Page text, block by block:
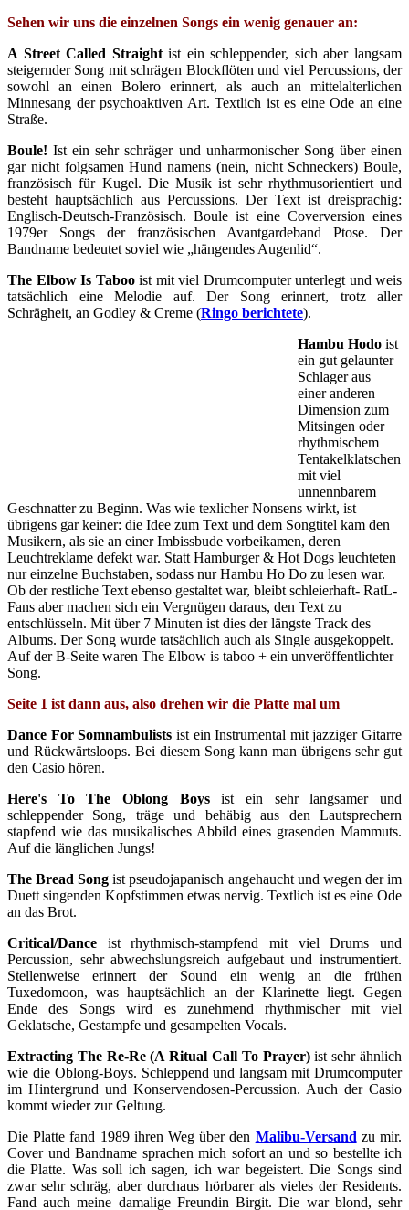
Sehen wir uns die einzelnen Songs ein wenig genauer an:
A Street Called Straightist ein schleppender, sich aber langsam
steigernder Song mit schrägen Blockflöten und viel Percussions, der
sowohl an einen Bolero erinnert, als auch an mittelalterlichen
Minnesang der psychoaktiven Art. Textlich ist es eine Ode an eine
Straße.
Boule! Ist ein sehr schräger und unharmonischer Song über einen
gar nicht folgsamen Hund namens (nein, nicht Schneckers) Boule,
französisch für Kugel. Die Musik ist sehr rhythmusorientiert und
besteht hauptsächlich aus Percussions. Der Text ist dreisprachig:
Englisch-Deutsch-Französisch. Boule ist eine Coverversion eines
1979er Songs der französischen Avantgardeband Ptose. Der
Bandname bedeutet soviel wie „hängendes Augenlid“.
The Elbow Is Tabooist mit viel Drumcomputer unterlegt und weis
tatsächlich eine Melodie auf. Der Song erinnert, trotz aller
Schrägheit, an Godley & Creme (Ringo berichtete).
Hambu Hodo ist
ein gut gelaunter
Schlager aus
einer anderen
Dimension zum
Mitsingen oder
rhythmischem
Tentakelklatschen
mit viel
unnennbarem
Geschnatter zu Beginn. Was wie texlicher Nonsens wirkt, ist
übrigens gar keiner: die Idee zum Text und dem Songtitel kam den
Musikern, als sie an einer Imbissbude vorbeikamen, deren
Leuchtreklame defekt war. Statt Hamburger & Hot Dogs leuchteten
nur einzelne Buchstaben, sodass nur Hambu Ho Do zu lesen war.
Ob der restliche Text ebenso gestaltet war, bleibt schleierhaft- RatL-
Fans aber machen sich ein Vergnügen daraus, den Text zu
entschlüsseln. Mit über 7 Minuten ist dies der längste Track des
Albums. Der Song wurde tatsächlich auch als Single ausgekoppelt.
Auf der B-Seite waren The Elbow is taboo + ein unveröffentlichter
Song.
Seite 1 ist dann aus, also drehen wir die Platte mal um
Dance For Somnambulists ist ein Instrumental mit jazziger Gitarre
und Rückwärtsloops. Bei diesem Song kann man übrigens sehr gut
den Casio hören.
Here's To The Oblong Boysist ein sehr langsamer und
schleppender Song, träge und behäbig aus den Lautsprechern
stapfend wie das musikalisches Abbild eines grasenden Mammuts.
Auf die länglichen Jungs!
The Bread Song ist pseudojapanisch angehaucht und wegen der im
Duett singenden Kopfstimmen etwas nervig. Textlich ist es eine Ode
an das Brot.
Critical/Dance ist rhythmisch-stampfend mit viel Drums und
Percussion, sehr abwechslungsreich aufgebaut und instrumentiert.
Stellenweise erinnert der Sound ein wenig an die frühen
Tuxedomoon, was hauptsächlich an der Klarinette liegt. Gegen
Ende des Songs wird es zunehmend rhythmischer mit viel
Geklatsche, Gestampfe und gesampelten Vocals.
Extracting The Re-Re (A Ritual Call To Prayer)ist sehr ähnlich
wie die Oblong-Boys. Schleppend und langsam mit Drumcomputer
im Hintergrund und Konservendosen-Percussion. Auch der Casio
kommt wieder zur Geltung.
Die Platte fand 1989 ihren Weg über den Malibu-Versand zu mir.
Cover und Bandname sprachen mich sofort an und so bestellte ich
die Platte. Was soll ich sagen, ich war begeistert. Die Songs sind
zwar sehr schräg, aber durchaus hörbarer als vieles der Residents.
Fand auch meine damalige Freundin Birgit. Die war blond, sehr